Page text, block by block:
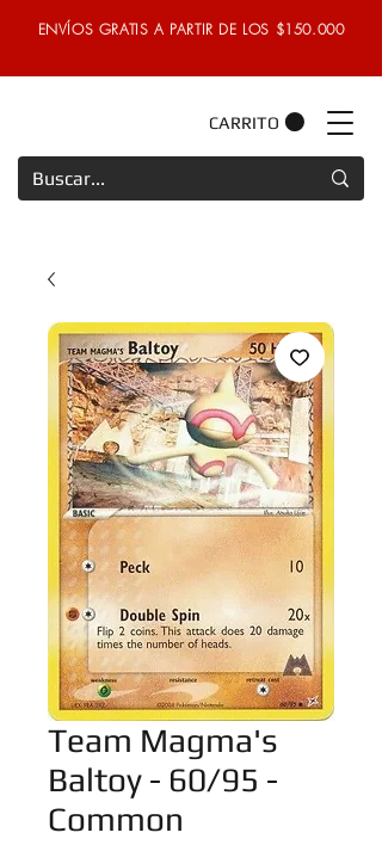
ENVÍOS GRATIS A PARTIR DE LOS $150.000
CARRITO
Team Magma's
Baltoy - 60/95 -
Common